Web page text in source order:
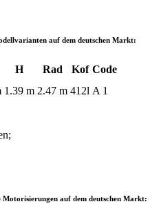
auf dem deutschen Markt:
H Rad Kof Code
1.39 m 2.47 m 412l A 1
Motorisierungen auf dem deutschen Markt: